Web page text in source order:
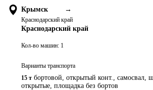
Крымск →
Краснодарский край
Краснодарский край
Кол-во машин: 1
Варианты транспорта
15 т бортовой, открытый конт., самосвал,
открытые, площадка без бортов